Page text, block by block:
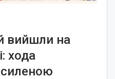
вийшли на
хода